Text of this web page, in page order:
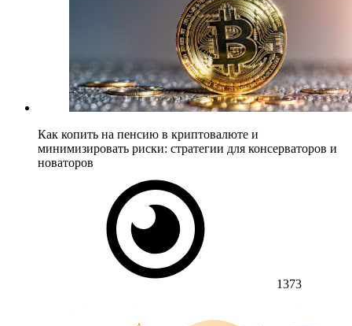
Как копить на пенсию в криптовалюте и
минимизировать риски: стратегии для консерваторов и
новаторов
1373